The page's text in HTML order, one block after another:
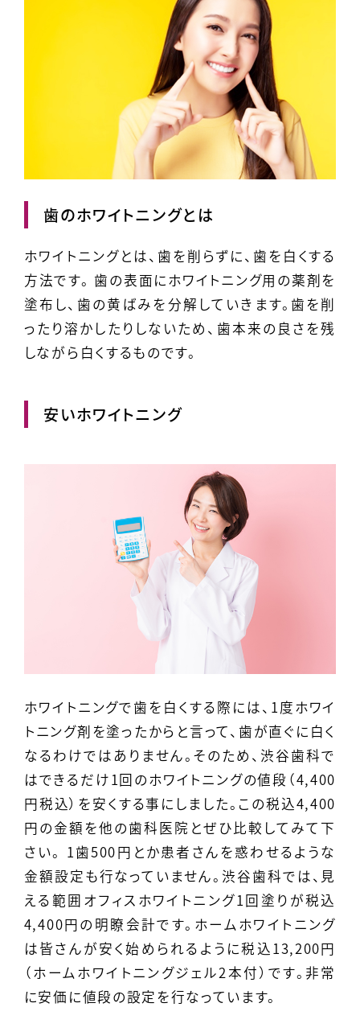
歯のホワイトニングとは
ホワイトニングとは、 歯を削らずに、歯を白くする
方法です。 歯の表面にホワイトニング用の薬剤を
塗布し、歯の黄ばみを分解していきます。歯を削
ったり溶かしたりしないため、歯本来の良さを残
しながら白くするものです。
安いホワイトニング
ホワイトニングで歯を白くする際には、1度ホワイ
トニング剤を塗ったからと言って、歯が直ぐに白く
なるわけではありません。そのため、渋谷歯科で
はできるだけ1回のホワイトニングの値段（4,400
円税込）を安くする事にしました。この税込4,400
円の金額を他の歯科医院とぜひ比較してみて下
さい。 1歯500円とか患者さんを惑わせるような
金額設定も行なっていません。渋谷歯科では、見
える範囲オフィスホワイトニング1回塗りが税込
4,400円の明瞭会計です。ホームホワイトニング
は皆さんが安く始められるように税込13,200円
（ホームホワイトニングジェル2本付）です。非常
に安価に値段の設定を行なっています。